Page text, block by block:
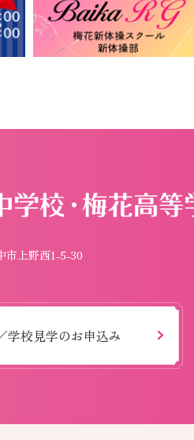
市上野西1-5-30
学校見学のお申込み